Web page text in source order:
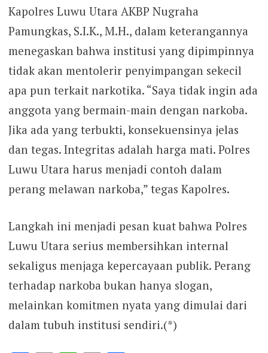
Kapolres Luwu Utara AKBP Nugraha
Pamungkas, S.I.K., M.H., dalam keterangannya
menegaskan bahwa institusi yang dipimpinnya
tidak akan mentolerir penyimpangan sekecil
apa pun terkait narkotika. “Saya tidak ingin ada
anggota yang bermain-main dengan narkoba.
Jika ada yang terbukti, konsekuensinya jelas
dan tegas. Integritas adalah harga mati. Polres
Luwu Utara harus menjadi contoh dalam
perang melawan narkoba,” tegas Kapolres.
Langkah ini menjadi pesan kuat bahwa Polres
Luwu Utara serius membersihkan internal
sekaligus menjaga kepercayaan publik. Perang
terhadap narkoba bukan hanya slogan,
melainkan komitmen nyata yang dimulai dari
dalam tubuh institusi sendiri.(*)